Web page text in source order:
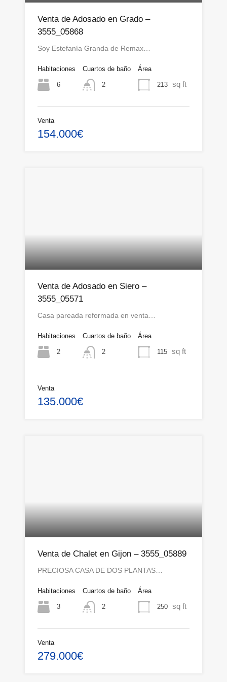
Venta de Adosado en Grado –
3555_05868
Soy Estefanía Granda de Remax…
Habitaciones
6
Cuartos de baño
2
Área
213 sq ft
Venta
154.000€
Venta de Adosado en Siero –
3555_05571
Casa pareada reformada en venta…
Habitaciones
2
Cuartos de baño
2
Área
115 sq ft
Venta
135.000€
Venta de Chalet en Gijon – 3555_05889
PRECIOSA CASA DE DOS PLANTAS…
Habitaciones
3
Cuartos de baño
2
Área
250 sq ft
Venta
279.000€